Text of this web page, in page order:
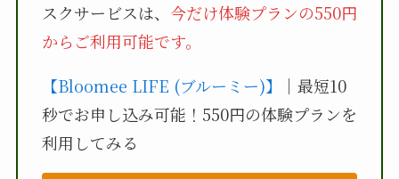
スクサービスは、 今だけ体験プランの550円
からご利用可能です。
【Bloomee LIFE (ブルーミー)】
｜最短10
秒でお申し込み可能！550円の体験プランを
利用してみる